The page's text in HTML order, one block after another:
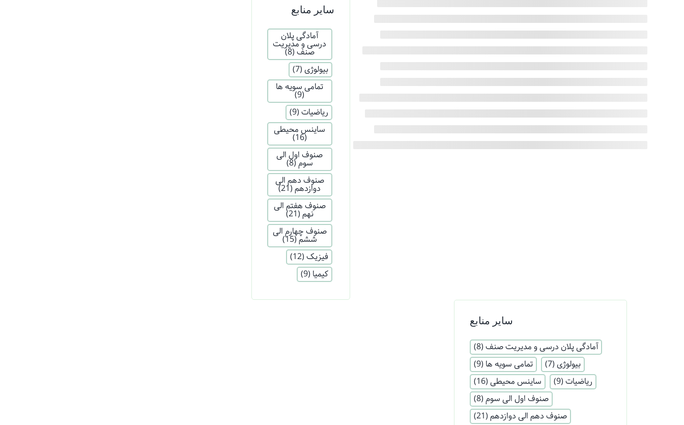
سایر منابع
آمادگی پلان
درسی و مدیریت
صنف (8)
بیولوژی(7)
تمامی سویه ها
(9)
ریاضیات(9)
ساینس محیطی
(16)
صنوف اول الی
سوم(8)
صنوف دهم الی
دوازدهم(21)
صنوف هفتم الی
نهم (21)
صنوف چهارم الی
ششم(15)
فیزیک(12)
کیمیا (9)
سایر منابع
آمادگی پلان درسی و مدیریت صنف (8)
بیولوژی (7) تمامی سویه ها (9)
ریاضیات (9) ساینس محیطی (16)
صنوف اول الی سوم (8)
صنوف دهم الی دوازدهم (21)